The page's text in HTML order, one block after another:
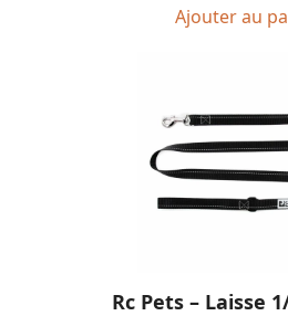
Ajouter au
Rc Pets – Laisse